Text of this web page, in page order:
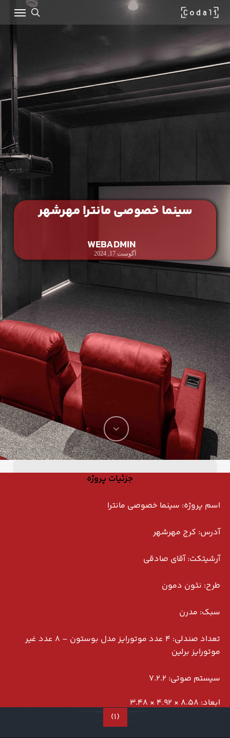
Skip
main
content
search
Menu
سینما خصوصی مانترا مهرشهر
WEBADMIN
آگوست 17, 2024
جزئیات پروژه
اسم پروژه: سینما خصوصی مانترا
آدرس: کرج مهرشهر
آرشیتکت: آقای صادقی
طرح: نئون دمون
سبک: مدرن
تعداد صندلی: 4 عدد موتورایز مدل بوستون – 8 عدد غیر
موتورایز برلین
سیستم صوتی: ۷.۲.۲
ابعاد: 8.58 × 4.92 × 3.48
(1)